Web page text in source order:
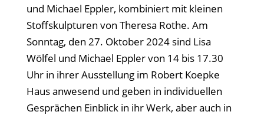
und Michael Eppler, kombiniert mit kleinen
Stoffskulpturen von Theresa Rothe. Am
Sonntag, den 27. Oktober 2024 sind Lisa
Wölfel und Michael Eppler von 14 bis 17.30
Uhr in ihrer Ausstellung im Robert Koepke
Haus anwesend und geben in individuellen
Gesprächen Einblick in ihr Werk, aber auch in